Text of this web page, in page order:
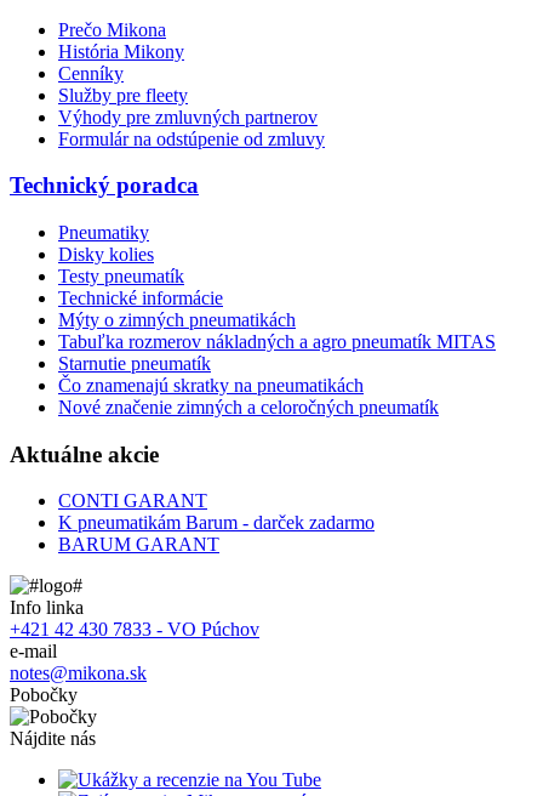
Prečo Mikona
História Mikony
Cenníky
Služby pre fleety
Výhody pre zmluvných partnerov
Formulár na odstúpenie od zmluvy
Technický poradca
Pneumatiky
Disky kolies
Testy pneumatík
Technické informácie
Mýty o zimných pneumatikách
Tabuľka rozmerov nákladných a agro pneumatík MITAS
Starnutie pneumatík
Čo znamenajú skratky na pneumatikách
Nové značenie zimných a celoročných pneumatík
Aktuálne akcie
CONTI GARANT
K pneumatikám Barum - darček zadarmo
BARUM GARANT
Info linka
+421 42 430 7833 - VO Púchov
e-mail
notes@mikona.sk
Pobočky
Nájdite nás